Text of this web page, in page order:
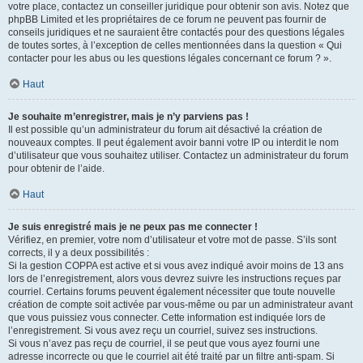
votre place, contactez un conseiller juridique pour obtenir son avis. Notez que
phpBB Limited et les propriétaires de ce forum ne peuvent pas fournir de
conseils juridiques et ne sauraient être contactés pour des questions légales
de toutes sortes, à l’exception de celles mentionnées dans la question « Qui
contacter pour les abus ou les questions légales concernant ce forum ? ».
Haut
Je souhaite m’enregistrer, mais je n’y parviens pas !
Il est possible qu’un administrateur du forum ait désactivé la création de
nouveaux comptes. Il peut également avoir banni votre IP ou interdit le nom
d’utilisateur que vous souhaitez utiliser. Contactez un administrateur du forum
pour obtenir de l’aide.
Haut
Je suis enregistré mais je ne peux pas me connecter !
Vérifiez, en premier, votre nom d’utilisateur et votre mot de passe. S’ils sont
corrects, il y a deux possibilités :
Si la gestion COPPA est active et si vous avez indiqué avoir moins de 13 ans
lors de l’enregistrement, alors vous devrez suivre les instructions reçues par
courriel. Certains forums peuvent également nécessiter que toute nouvelle
création de compte soit activée par vous-même ou par un administrateur avant
que vous puissiez vous connecter. Cette information est indiquée lors de
l’enregistrement. Si vous avez reçu un courriel, suivez ses instructions.
Si vous n’avez pas reçu de courriel, il se peut que vous ayez fourni une
adresse incorrecte ou que le courriel ait été traité par un filtre anti-spam. Si